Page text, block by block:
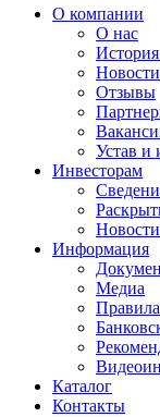
О компании
О нас
Новости
Отзывы
Устав и
Инвесторам
Информация
Медиа
Каталог
Контакты